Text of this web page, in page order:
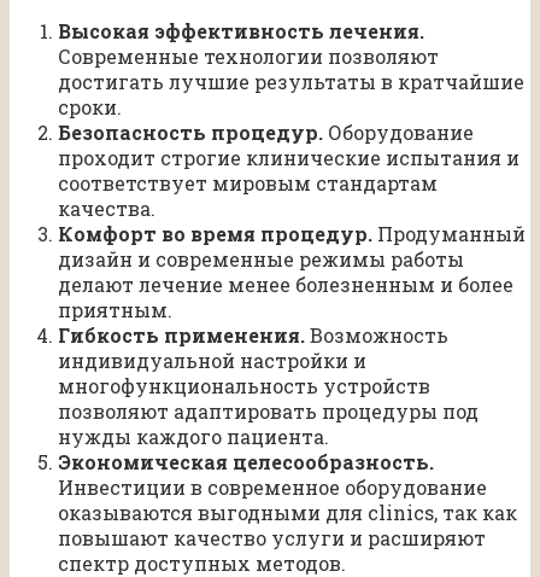
Высокая эффективность лечения.
Современные технологии позволяют
достигать лучшие результаты в кратчайшие
сроки.
Безопасность процедур. Оборудование
проходит строгие клинические испытания и
соответствует мировым стандартам
качества.
Комфорт во время процедур. Продуманный
дизайн и современные режимы работы
делают лечение менее болезненным и более
приятным.
Гибкость применения.Возможность
индивидуальной настройки и
многофункциональность устройств
позволяют адаптировать процедуры под
нужды каждого пациента.
Экономическая целесообразность.
Инвестиции в современное оборудование
оказываются выгодными для clinics, так как
повышают качество услуги и расширяют
спектр доступных методов.